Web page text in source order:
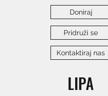
LIPA
Doniraj
Pridruži se
Kontaktiraj nas